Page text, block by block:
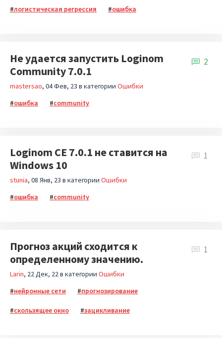
логистическая регрессия ошибка
2
Не удается запустить Loginom
Community 7.0.1
mastersao 04 Фев, 23 в категории Ошибки
ошибка
community
1
Loginom CE 7.0.1 не ставится на
Windows 10
stunia 08 Янв, 23 в категории Ошибки
ошибка
community
1
Прогноз акций сходится к
определенному значению.
Larin 22 Дек, 22в категории Ошибки
нейронные сети
прогнозирование
скользящее окно зацикливание